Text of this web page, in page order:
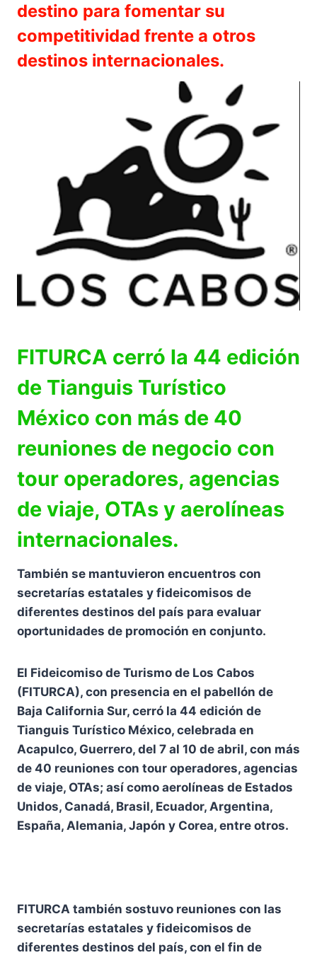
destino para fomentar su
competitividad frente a otros
destinos internacionales.
FITURCA cerró la 44 edición
de Tianguis Turístico
México con más de 40
reuniones de negocio con
tour operadores, agencias
de viaje, OTAs y aerolíneas
internacionales.
También se mantuvieron encuentros con
secretarías estatales y fideicomisos de
diferentes destinos del país para evaluar
oportunidades de promoción en conjunto.
El Fideicomiso de Turismo de Los Cabos
(FITURCA), con presencia en el pabellón de
Baja California Sur, cerró la 44 edición de
Tianguis Turístico México, celebrada en
Acapulco, Guerrero, del 7 al 10 de abril, con más
de 40 reuniones con tour operadores, agencias
de viaje, OTAs; así como aerolíneas de Estados
Unidos, Canadá, Brasil, Ecuador, Argentina,
España, Alemania, Japón y Corea, entre otros.
FITURCA también sostuvo reuniones con las
secretarías estatales y fideicomisos de
diferentes destinos del país, con el fin de